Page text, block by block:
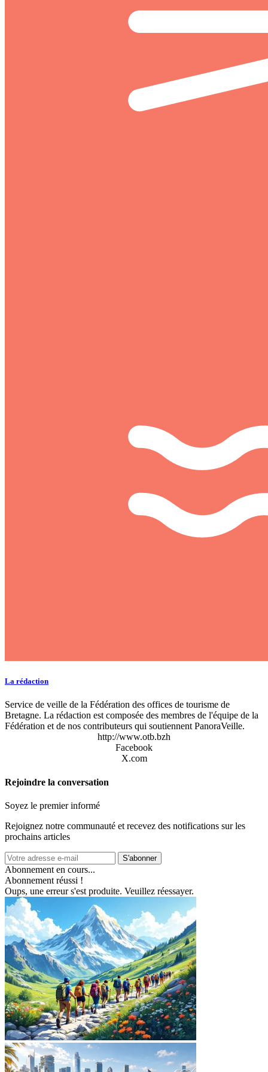
La rédaction
Service de veille de la Fédération des offices de tourisme de
Bretagne. La rédaction est composée des membres de l'équipe de la
Fédération et de nos contributeurs qui soutiennent PanoraVeille.
http://www.otb.bzh
Facebook
X.com
Rejoindre la conversation
Soyez le premier informé
Rejoignez notre communauté et recevez des notifications sur les
prochains articles
S'abonner
Abonnement en cours...
Abonnement réussi !
Oups, une erreur s'est produite. Veuillez réessayer.